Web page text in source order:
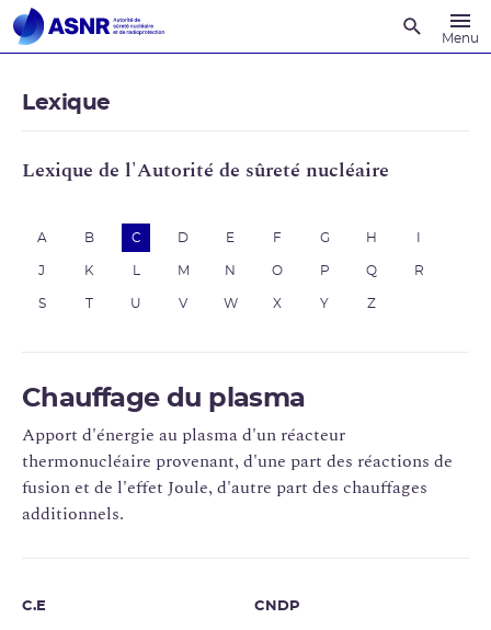
Menu
Lexique
Lexique de l'Autorité de sûreté nucléaire
A B C D E F G H
J K M N O P Q R
S U V W X Y Z
Chauffage du plasma
Apport d'énergie au plasma d'un réacteur
thermonucléaire provenant, d'une part des réactions de
fusion et de l'effet Joule, d'autre part des chauffages
additionnels.
C.E CNDP